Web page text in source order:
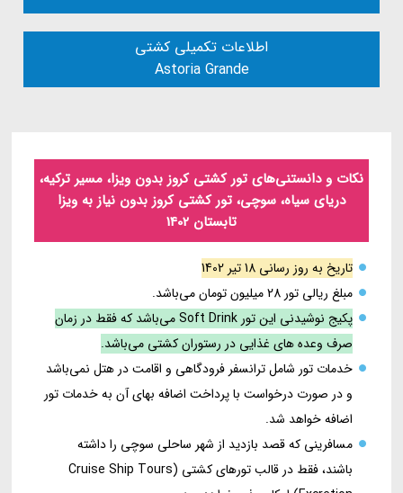
اطلاعات تکمیلی کشتی
Astoria Grande
نکات و دانستنی‌های تور کشتی کروز بدون ویزا، مسیر ترکیه،
دریای سیاه، سوچی، تور کشتی کروز بدون نیاز به ویزا
تابستان 1402
تاریخ به روز رسانی 18 تیر 1402
مبلغ ریالی تور 28 میلیون تومان می‌باشد.
پکیج نوشیدنی این تور Soft Drink می‌باشد که فقط در زمان
صرف وعده های غذایی در رستوران کشتی می‌باشد.
خدمات تور شامل ترانسفر فرودگاهی و اقامت در هتل نمی‌باشد
و در صورت درخواست با پرداخت اضافه بهای آن به خدمات تور
اضافه خواهد شد.
مسافرینی که قصد بازدید از شهر ساحلی سوچی را داشته
باشند، فقط در قالب تورهای کشتی (Cruise Ship Tours